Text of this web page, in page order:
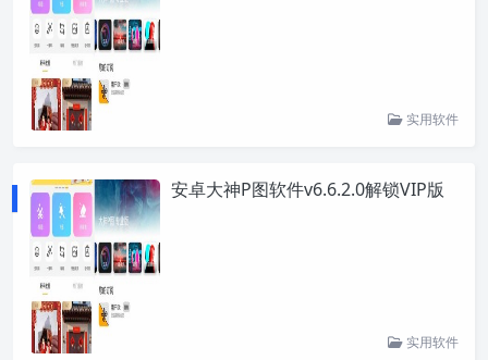
实用软件
安卓大神P图软件v6.6.2.0解锁VIP版
实用软件